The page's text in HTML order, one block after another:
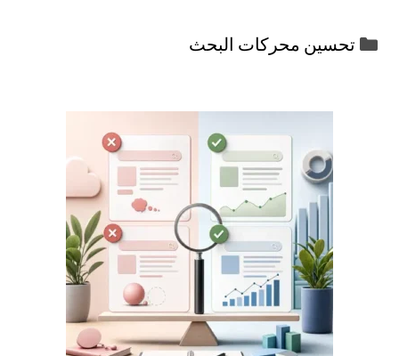
التصنيفات
تحسين محركات البحث